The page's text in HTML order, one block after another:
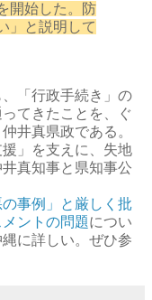
開始した。防
」と説明して
、「行政手続き」の
てきたことを、ぐ
井真県政である。
」を支えに、失地
真知事と県知事公
の事例」と厳しく批
ントの問題につい
に詳しい。ぜひ参